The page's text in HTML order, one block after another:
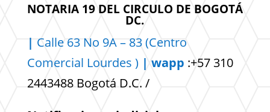
NOTARIA 19 DEL CIRCULO DE BOGOTÁ
DC.
| Calle 63 No 9A – 83 (Centro
Comercial Lourdes ) | wapp :+57 310
2443488 Bogotá D.C. /